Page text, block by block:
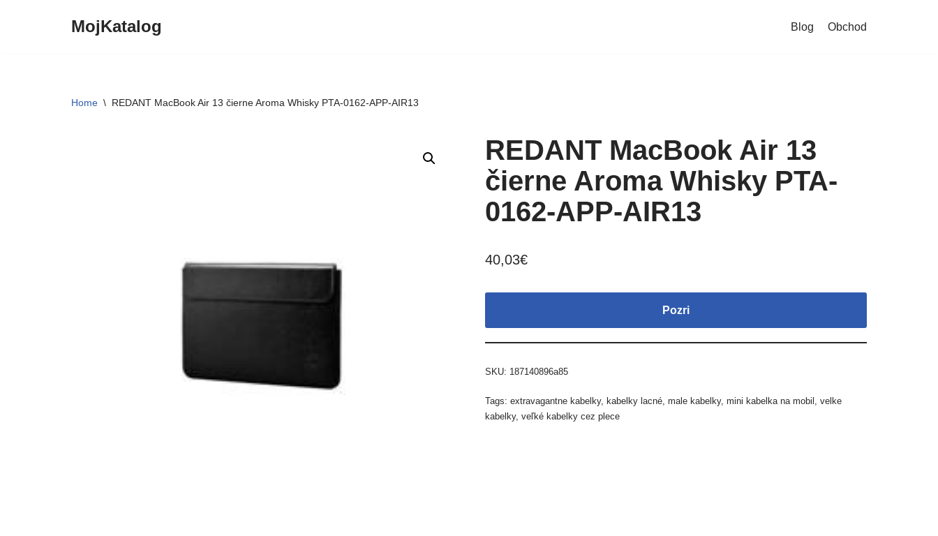
MojKatalog Blog Obchod
Home \ REDANT MacBook Air 13 čierne Aroma Whisky PTA-0162-APP-AIR13
REDANT MacBook Air 13
čierne Aroma Whisky PTA-
0162-APP-AIR13
40,03€
Pozri
SKU: 187140896a85
Tags: extravagantne kabelky, kabelky lacné, male kabelky, mini kabelka na mobil , velke
kabelky, veľké kabelky cez plece